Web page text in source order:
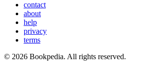
contact
about
help
privacy
terms
© 2026 Bookpedia. All rights reserved.